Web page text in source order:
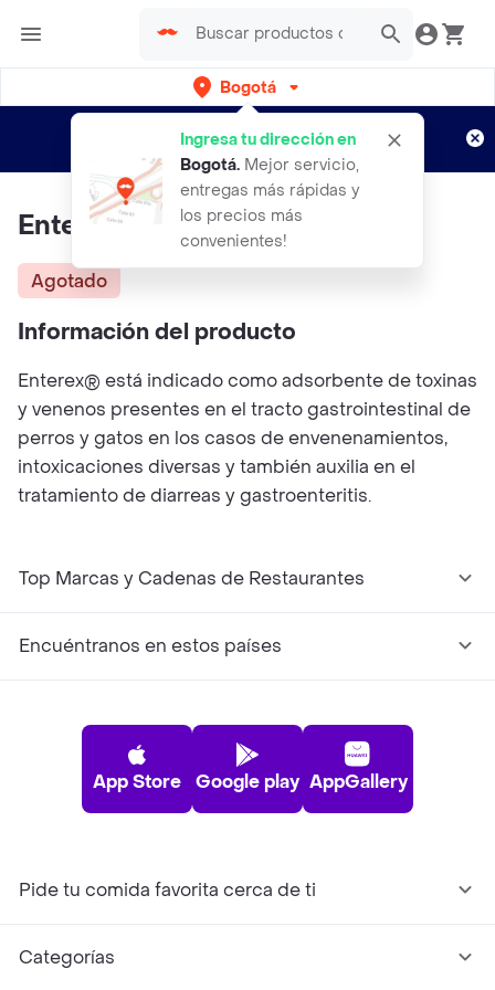
Bogotá
Ingresa tu dirección en
Bogotá. Mejor servicio,
entregas más rápidas y
los precios más
convenientes!
envíos gratis por semanas
Aplican TyC
Enterex Sobre X 8 Gr
Agotado
Información del producto
Enterex® está indicado como adsorbente de toxinas
y venenos presentes en el tracto gastrointestinal de
perros y gatos en los casos de envenenamientos,
intoxicaciones diversas y también auxilia en el
tratamiento de diarreas y gastroenteritis.
Top Marcas y Cadenas de Restaurantes
Encuéntranos en estos países
App Store Google play AppGallery
Pide tu comida favorita cerca de ti
Categorías